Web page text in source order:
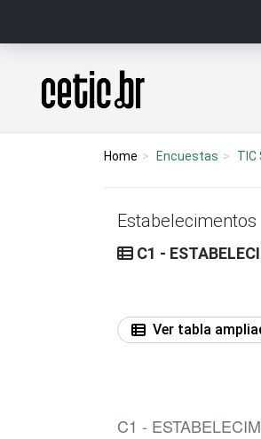
Página inicial
Home Encuestas TIC
Estabelecimentos
C1 -
Ver tabla
C1 -